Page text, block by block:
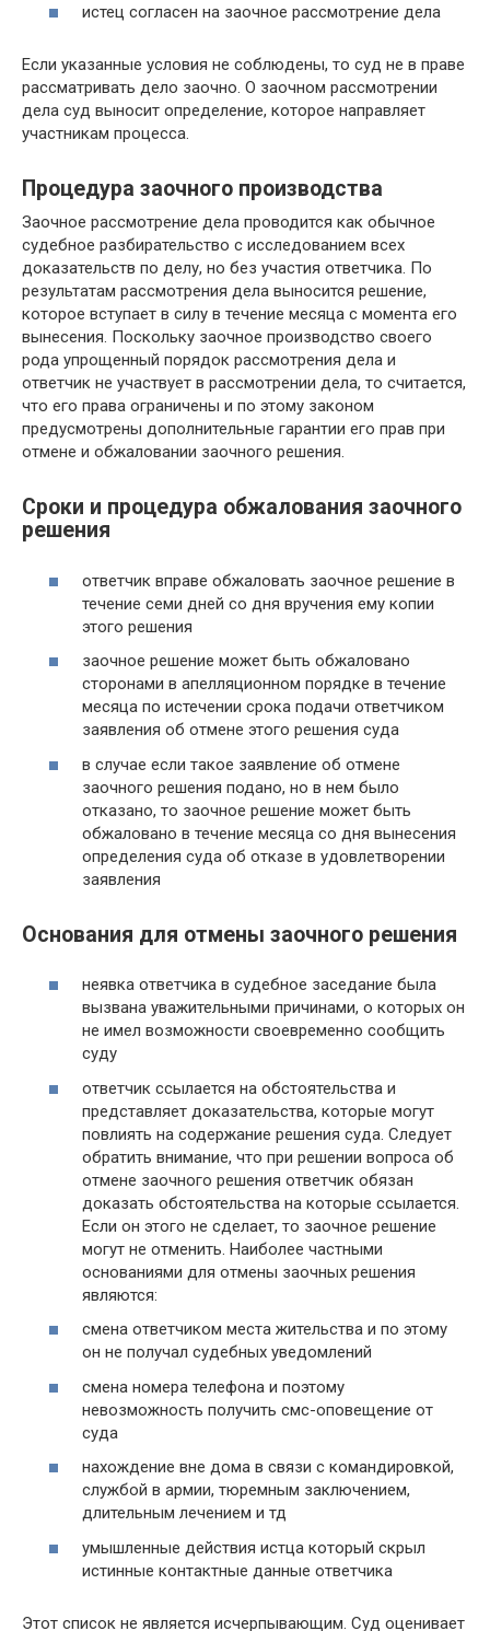
истец согласен на заочное рассмотрение дела
Если указанные условия не соблюдены, то суд не в праве
рассматривать дело заочно. О заочном рассмотрении
дела суд выносит определение, которое направляет
участникам процесса.
Процедура заочного производства
Заочное рассмотрение дела проводится как обычное
судебное разбирательство с исследованием всех
доказательств по делу, но без участия ответчика. По
результатам рассмотрения дела выносится решение,
которое вступает в силу в течение месяца с момента его
вынесения. Поскольку заочное производство своего
рода упрощенный порядок рассмотрения дела и
ответчик не участвует в рассмотрении дела, то считается,
что его права ограничены и по этому законом
предусмотрены дополнительные гарантии его прав при
отмене и обжаловании заочного решения.
Сроки и процедура обжалования заочного
решения
ответчик вправе обжаловать заочное решение в
течение семи дней со дня вручения ему копии
этого решения
заочное решение может быть обжаловано
сторонами в апелляционном порядке в течение
месяца по истечении срока подачи ответчиком
заявления об отмене этого решения суда
в случае если такое заявление об отмене
заочного решения подано, но в нем было
отказано, то заочное решение может быть
обжаловано в течение месяца со дня вынесения
определения суда об отказе в удовлетворении
заявления
Основания для отмены заочного решения
неявка ответчика в судебное заседание была
вызвана уважительными причинами, о которых он
не имел возможности своевременно сообщить
суду
ответчик ссылается на обстоятельства и
представляет доказательства, которые могут
повлиять на содержание решения суда. Следует
обратить внимание, что при решении вопроса об
отмене заочного решения ответчик обязан
доказать обстоятельства на которые ссылается.
Если он этого не сделает, то заочное решение
могут не отменить. Наиболее частными
основаниями для отмены заочных решения
являются:
смена ответчиком места жительства и по этому
он не получал судебных уведомлений
смена номера телефона и поэтому
невозможность получить смс-оповещение от
суда
нахождение вне дома в связи с командировкой,
службой в армии, тюремным заключением,
длительным лечением и тд
умышленные действия истца который скрыл
истинные контактные данные ответчика
Этот список не является исчерпывающим. Суд оценивает